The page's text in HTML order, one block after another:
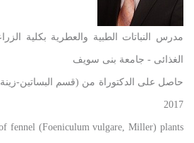
مدرس النباتات الطبية والعطرية بكلية
الغذائى - جامعة بنى سويف
حاصل على الدكتوراة من (قسم البساتين-زينة)
2017
fennel (Foeniculum vulgare, Miller) plants